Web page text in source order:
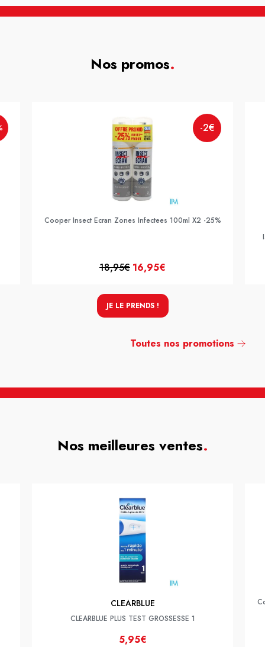
Nos promos.
-2€
Cooper Insect Ecran Zones Infectees 100ml X2 -25%
18,95€ 16,95€
JE LE PRENDS !
Toutes nos promotions
Nos meilleures ventes.
CLEARBLUE
CLEARBLUE PLUS TEST GROSSESSE 1
5,95€